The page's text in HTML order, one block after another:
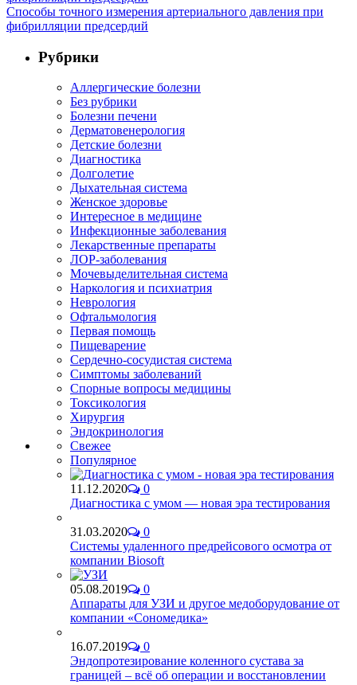
Способы точного измерения артериального давления при
фибрилляции предсердий
Рубрики
Аллергические болезни
Без рубрики
Болезни печени
Дерматовенерология
Детские болезни
Диагностика
Долголетие
Дыхательная система
Женское здоровье
Интересное в медицине
Инфекционные заболевания
Лекарственные препараты
ЛОР-заболевания
Мочевыделительная система
Наркология и психиатрия
Неврология
Офтальмология
Первая помощь
Пищеварение
Сердечно-сосудистая система
Симптомы заболеваний
Спорные вопросы медицины
Токсикология
Хирургия
Эндокринология
Свежее
Популярное
11.12.2020
0
Диагностика с умом — новая эра тестирования
31.03.2020
0
Системы удаленного предрейсового осмотра от
компании Biosoft
05.08.2019
0
Аппараты для УЗИ и другое медоборудование от
компании «Сономедика»
16.07.2019
0
Эндопротезирование коленного сустава за
границей – всё об операции и восстановлении